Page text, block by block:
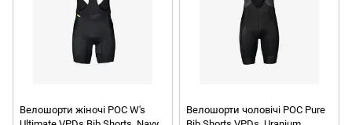
Велошорти жіночі POC W's
Велошорти чоловічі POC Pure